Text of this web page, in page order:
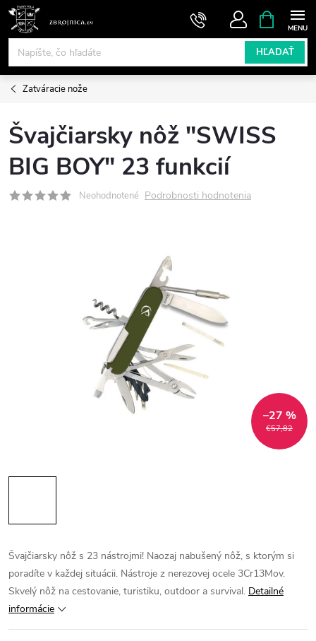
Prejsť
obsah
HĽADAŤ
KOŠÍK
Zatváracie nože
Švajčiarsky nôž "SWISS
BIG BOY" 23 funkcií
Neohodnotené Podrobnosti hodnotenia
€57,82
–27 %
Švajčiarsky nôž s 23 nástrojmi! Naozaj nabušený nôž, s ktorým si
poradíte v každej situácii. Nástroje z nerezovej ocele 3Cr13Mov.
Skvelý nôž na cestovanie, turistiku, outdoor a survival. Detailné
informácie